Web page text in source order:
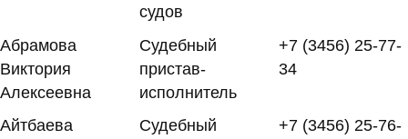
судов
Абрамова
Виктория
Алексеевна
Судебный
пристав-
исполнитель
+7 (3456) 25-77-
34
Айтбаева
Судебный
+7 (3456) 25-76-